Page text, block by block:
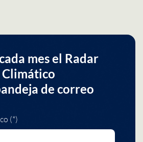
mes el Radar
Climático
de correo
(*)